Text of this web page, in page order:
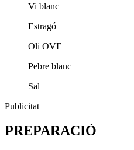
Vi blanc
Estragó
Oli OVE
Pebre blanc
Sal
Publicitat
PREPARACIÓ